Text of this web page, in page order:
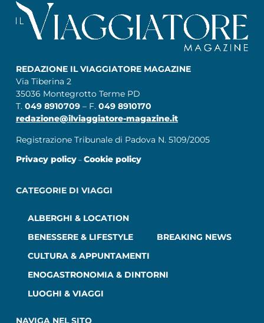
REDAZIONE IL VIAGGIATORE MAGAZINE
Via Tiberina 2
35036 Montegrotto Terme PD
T. 049 8910709 – F. 049 8910170
redazione@ilviaggiatore-magazine.it
Registrazione Tribunale di Padova N. 5109/2005
Privacy policy– Cookie policy
CATEGORIE DI VIAGGI
ALBERGHI & LOCATION
BENESSERE & LIFESTYLE
BREAKING NEWS
CULTURA & APPUNTAMENTI
ENOGASTRONOMIA & DINTORNI
LUOGHI & VIAGGI
NAVIGA NEL SITO